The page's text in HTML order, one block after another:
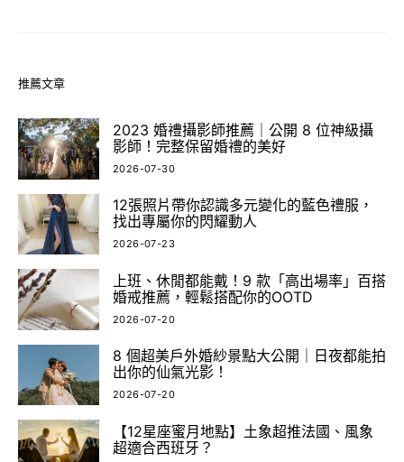
推薦文章
2023 婚禮攝影師推薦｜公開 8 位神級攝
影師！完整保留婚禮的美好
2026-07-30
12張照片帶你認識多元變化的藍色禮服，
找出專屬你的閃耀動人
2026-07-23
上班、休閒都能戴！9 款「高出場率」百搭
婚戒推薦，輕鬆搭配你的OOTD
2026-07-20
8 個超美戶外婚紗景點大公開｜日夜都能拍
出你的仙氣光影！
2026-07-20
【12星座蜜月地點】土象超推法國、風象
超適合西班牙？